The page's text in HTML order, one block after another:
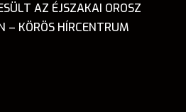
AZ ÉJSZAKAI OROSZ
– KÖRÖS HÍRCENTRUM